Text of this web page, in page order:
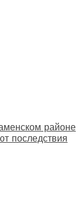
районе
последствия